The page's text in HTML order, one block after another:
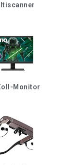
Monitor